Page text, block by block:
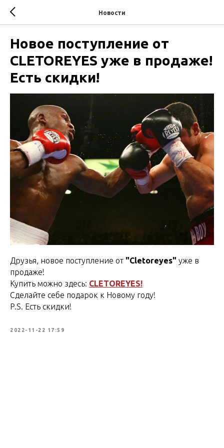
Новости
Новое поступление от
СLETOREYES уже в продаже!
Есть скидки!
Друзья, новое поступление от "Сletoreyes" уже в
продаже!
Купить можно здесь: СLETOREYES!
Сделайте себе подарок к Новому году!
P.S. Есть скидки!
2022-11-22 17:59